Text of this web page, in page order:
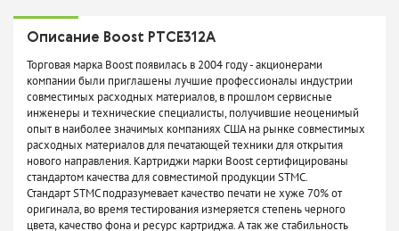
Описание Boost PTCE312A
Торговая марка Boost появилась в 2004 году - акционерами
компании были приглашены лучшие профессионалы индустрии
совместимых расходных материалов, в прошлом сервисные
инженеры и технические специалисты, получившие неоценимый
опыт в наиболее значимых компаниях США на рынке совместимых
расходных материалов для печатающей техники для открытия
нового направления. Картриджи марки Boost сертифицированы
стандартом качества для совместимой продукции STMC.
Стандарт STMC подразумевает качество печати не хуже 70% от
оригинала, во время тестирования измеряется степень черного
цвета, качество фона и ресурс картриджа. А так же стабильность